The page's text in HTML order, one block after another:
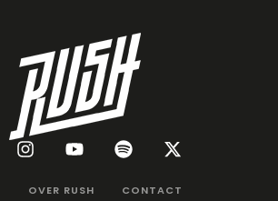
OVER RUSH CONTACT